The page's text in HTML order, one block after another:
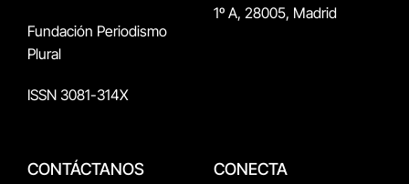
Fundación Periodismo
Plural
ISSN 3081-314X
1º A, 28005, Madrid
CONTÁCTANOS CONECTA